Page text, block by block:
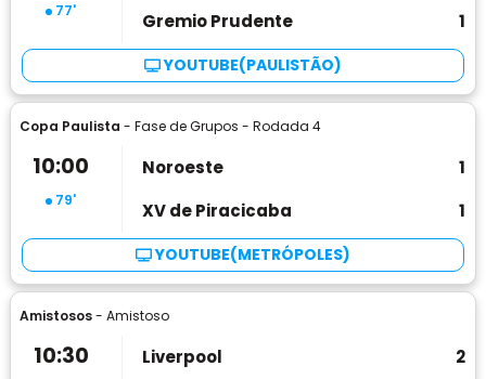
77'
Gremio Prudente
1
YOUTUBE(PAULISTÃO)
Copa Paulista - Fase de Grupos - Rodada 4
10:00
79'
Noroeste
1
XV de Piracicaba
1
YOUTUBE(METRÓPOLES)
Amistosos- Amistoso
10:30 Liverpool
2